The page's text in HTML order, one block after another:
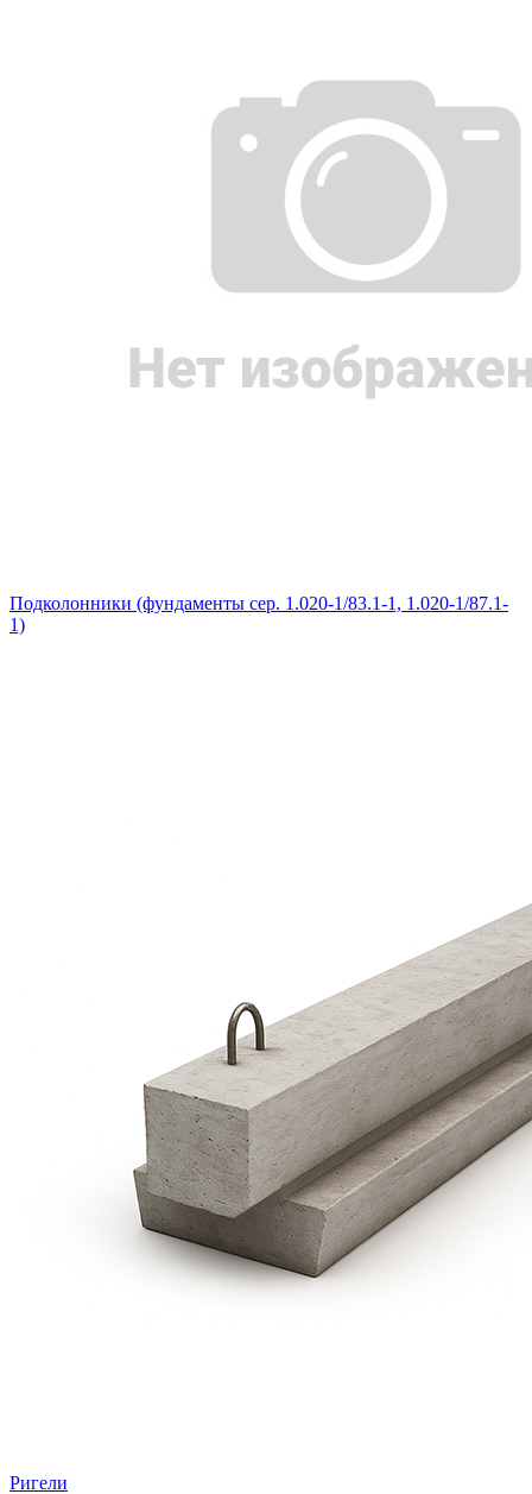
Подколонники (фундаменты сер. 1.020-1/83.1-1, 1.020-1/87.1-
1)
Ригели